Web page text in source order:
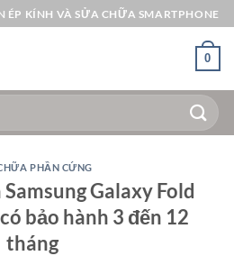
ÉP KÍNH VÀ SỬA CHỮA SMARTPHONE
0
PHẦN CỨNG
Galaxy Fold
bảo hành 3 đến 12
tháng